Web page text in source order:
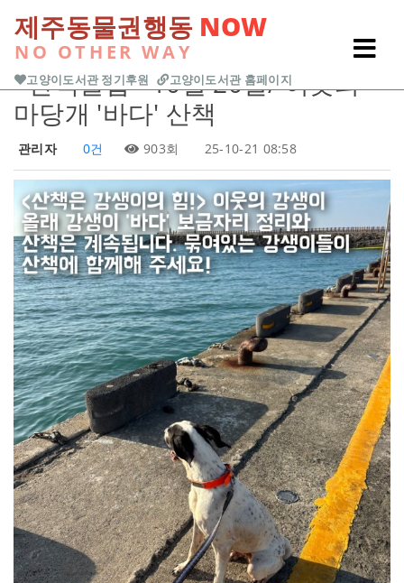
제주동물권행동 NOW
NO OTHER WAY
고양이도서관 정기후원 고양이도서관 홈페이지
Previous Next
<산책클럽> 10월 20일/ 이웃의
마당개 '바다' 산책
관리자 0건 903회 25-10-21 08:58